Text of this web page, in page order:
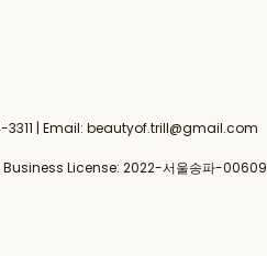
3311 | Email: beautyof.trill@gmail.com
Business License: 2022-서울송파-00609